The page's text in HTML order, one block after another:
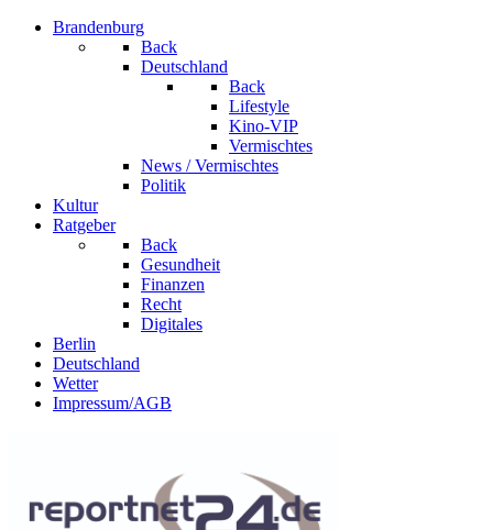
Brandenburg
Back
Deutschland
Back
Lifestyle
Kino-VIP
Vermischtes
News / Vermischtes
Politik
Kultur
Ratgeber
Back
Gesundheit
Finanzen
Recht
Digitales
Berlin
Deutschland
Wetter
Impressum/AGB